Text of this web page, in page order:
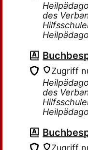
des
Zugriff
des
Zugriff